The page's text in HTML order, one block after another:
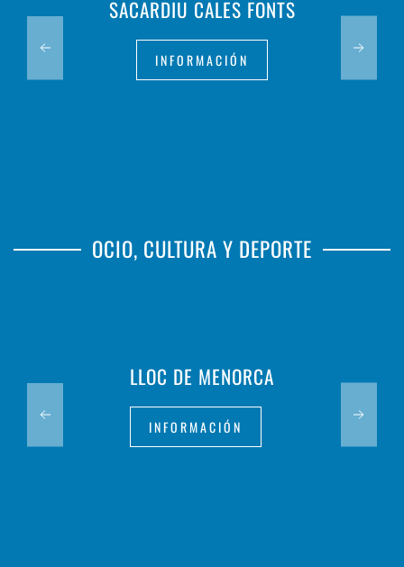
SACARDIU CALES FONTS
INFORMACIÓN
OCIO, CULTURA Y DEPORTE
LLOC DE MENORCA
INFORMACIÓN